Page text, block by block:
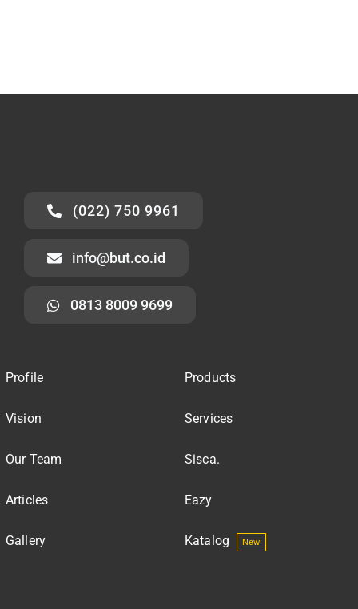
(022) 750 9961
info@but.co.id
0813 8009 9699
Profile
Vision
Our Team
Articles
Gallery
Products
Services
Sisca.
Eazy
Katalog New